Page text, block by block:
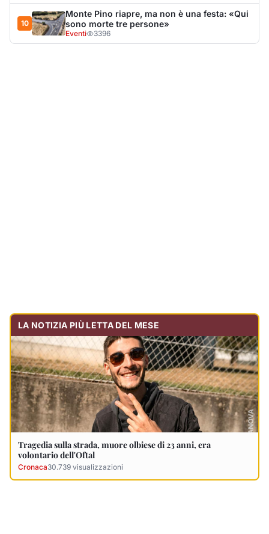
10
Monte Pino riapre, ma non è una festa: «Qui
sono morte tre persone»
Eventi 3396
LA NOTIZIA PIÙ LETTA DEL MESE
Tragedia sulla strada, muore olbiese di 23 anni, era
volontario dell'Oftal
Cronaca30.739 visualizzazioni